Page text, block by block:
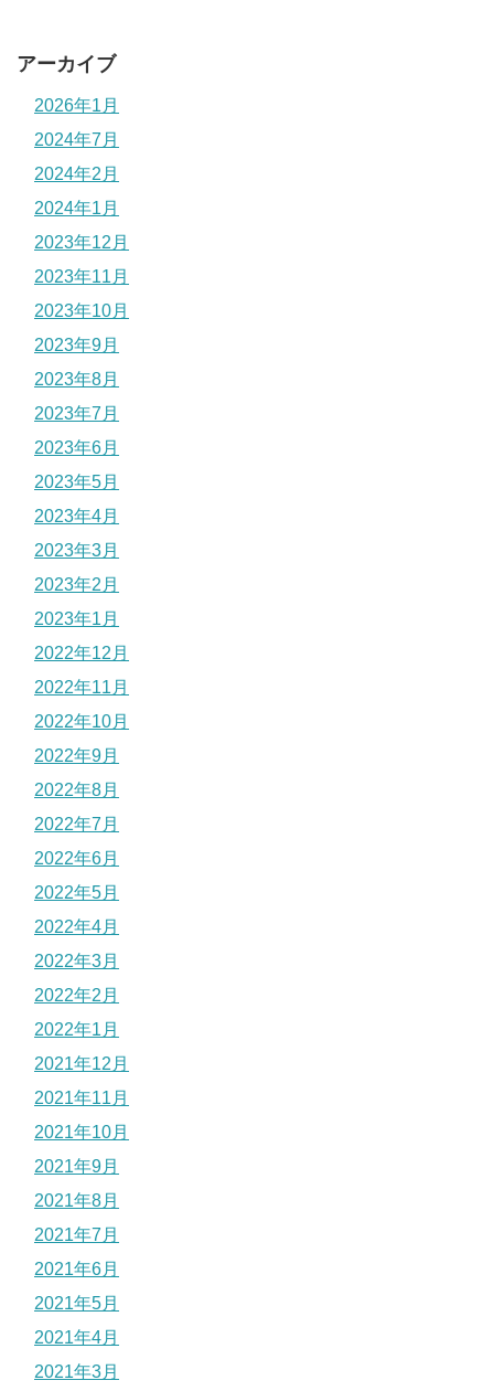
アーカイブ
2026年1月
2024年7月
2024年2月
2024年1月
2023年12月
2023年11月
2023年10月
2023年9月
2023年8月
2023年7月
2023年6月
2023年5月
2023年4月
2023年3月
2023年2月
2023年1月
2022年12月
2022年11月
2022年10月
2022年9月
2022年8月
2022年7月
2022年6月
2022年5月
2022年4月
2022年3月
2022年2月
2022年1月
2021年12月
2021年11月
2021年10月
2021年9月
2021年8月
2021年7月
2021年6月
2021年5月
2021年4月
2021年3月